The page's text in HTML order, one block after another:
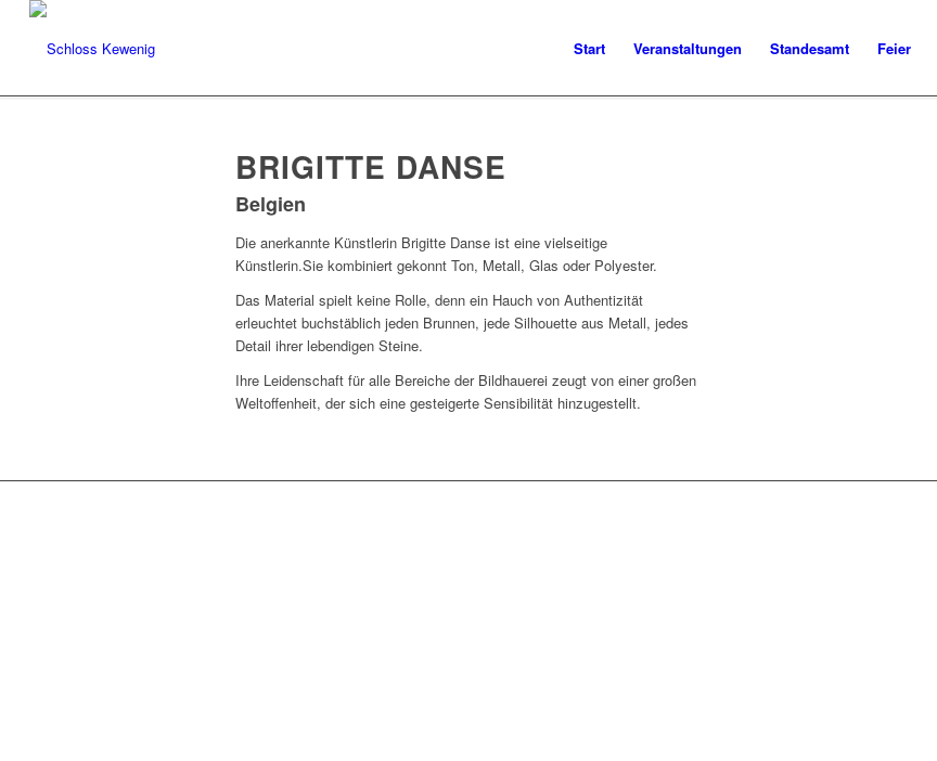
Start Veranstaltungen Standesamt Feier
BRIGITTE DANSE
Belgien
Die anerkannte Künstlerin Brigitte Danse ist eine vielseitige
Künstlerin.Sie kombiniert gekonnt Ton, Metall, Glas oder Polyester.
Das Material spielt keine Rolle, denn ein Hauch von Authentizität
erleuchtet buchstäblich jeden Brunnen, jede Silhouette aus Metall, jedes
Detail ihrer lebendigen Steine.
Ihre Leidenschaft für alle Bereiche der Bildhauerei zeugt von einer großen
Weltoffenheit, der sich eine gesteigerte Sensibilität hinzugestellt.